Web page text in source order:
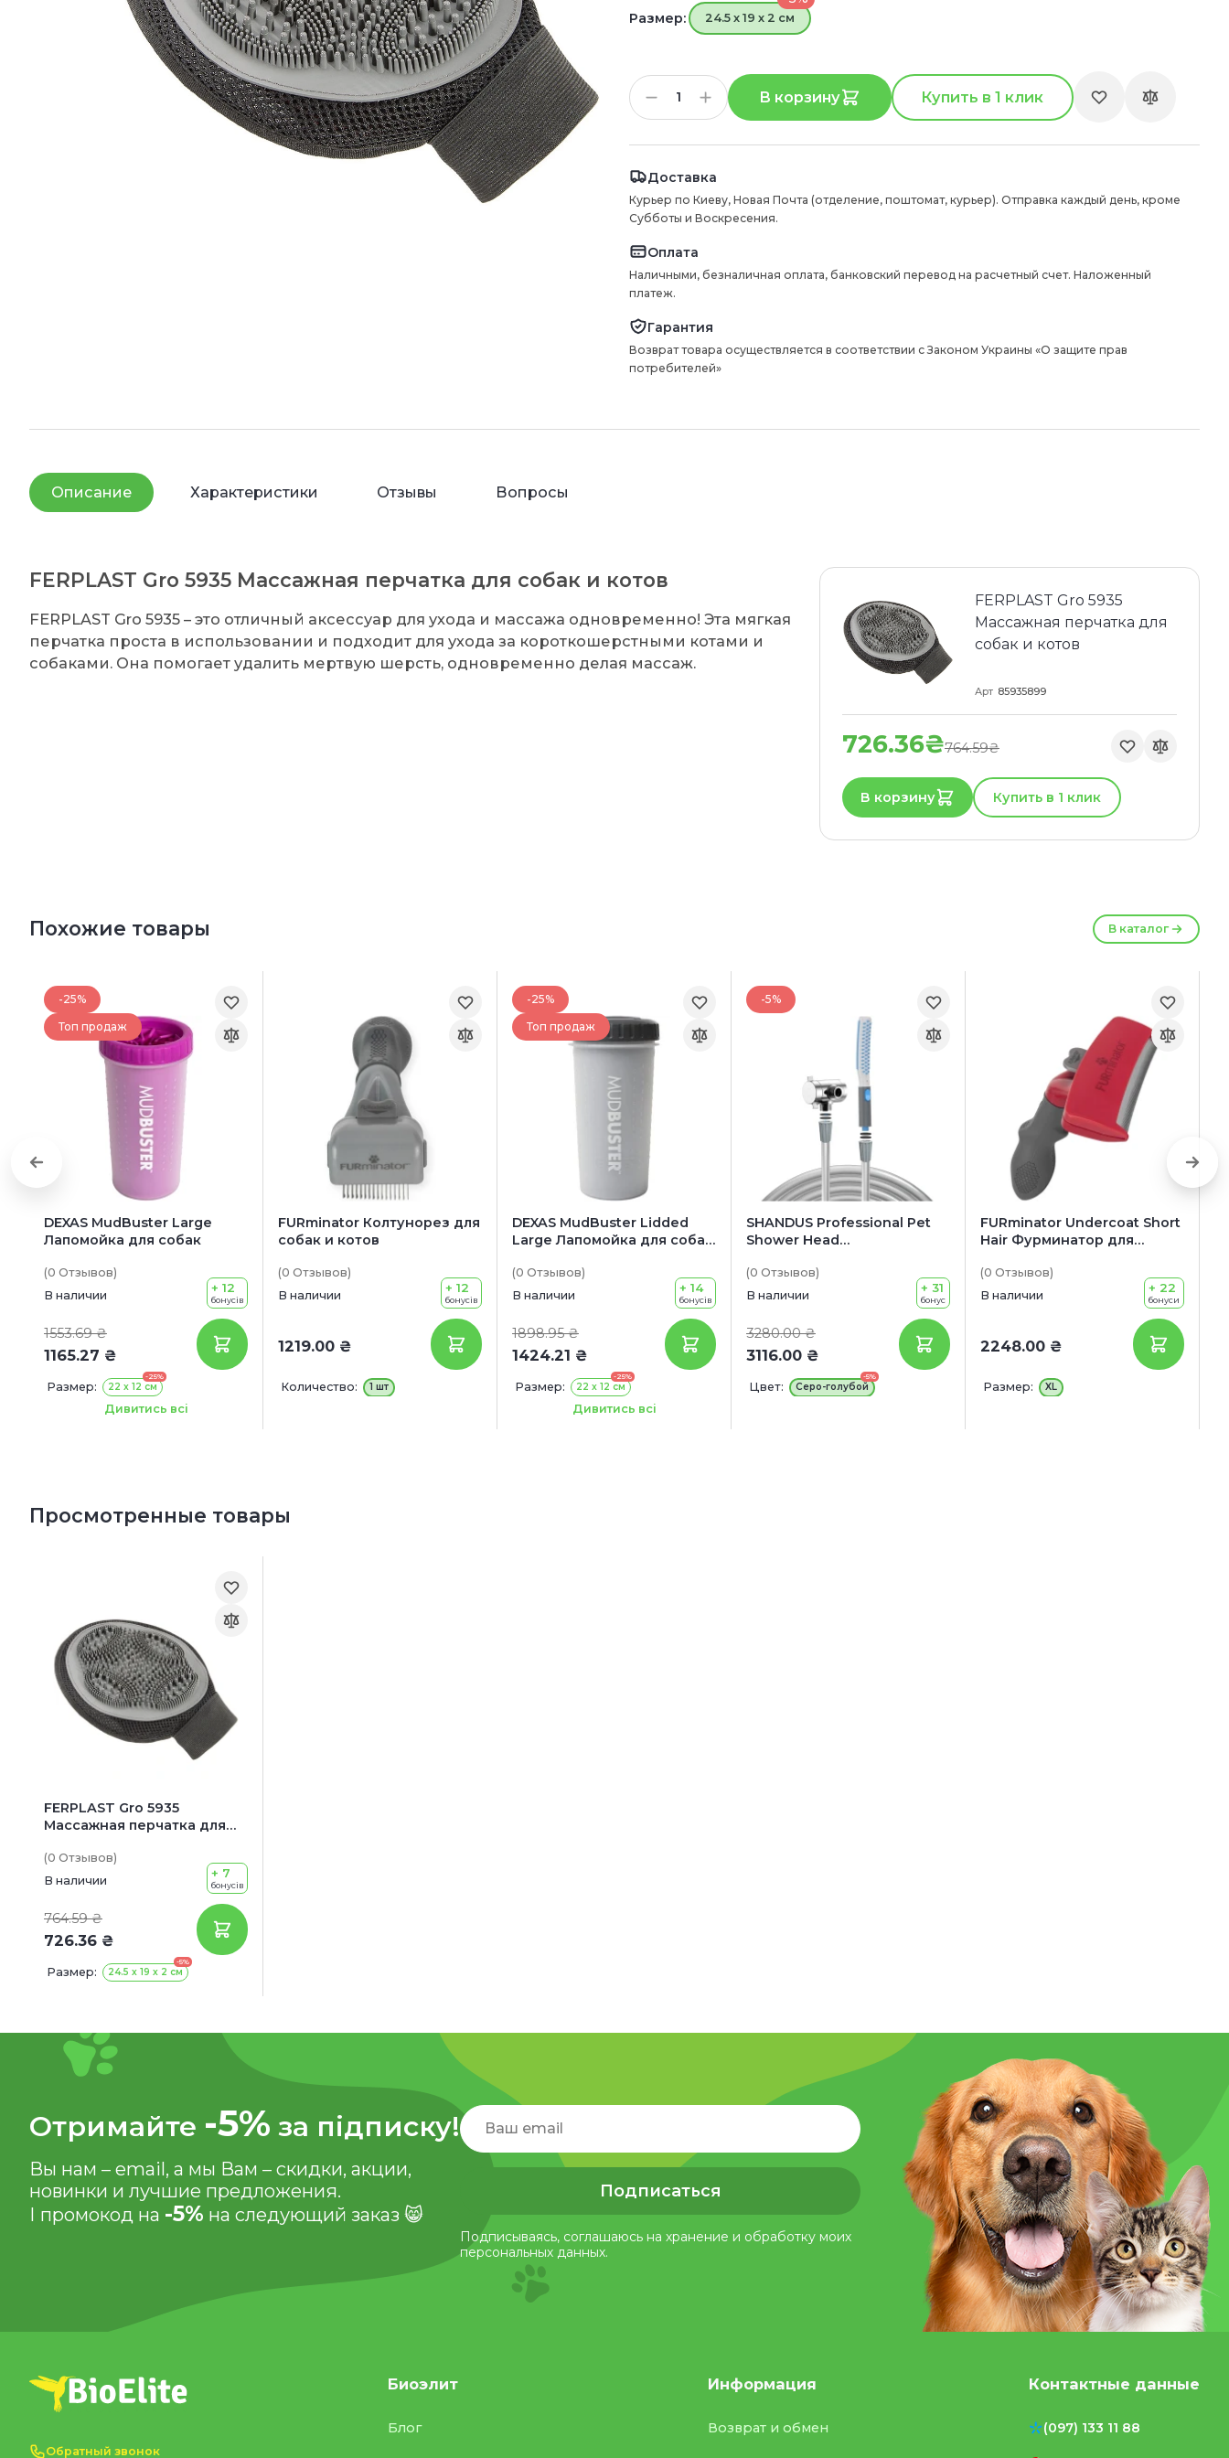
Размер: 24.5 х 19 х 2 см
В корзину Купить в 1 клик
Доставка
Курьер по Киеву, Новая Почта (отделение, поштомат, курьер). Отправка каждый день, кроме
Субботы и Воскресения.
Оплата
Наличными, безналичная оплата, банковский перевод на расчетный счет. Наложенный
платеж.
Гарантия
Возврат товара осуществляется в соответствии с Законом Украины «О защите прав
потребителей»
Описание Характеристики Отзывы Вопросы
FERPLAST Gro 5935 Массажная перчатка для собак и котов
FERPLAST Gro 5935 – это отличный аксессуар для ухода и массажа одновременно! Эта мягкая
перчатка проста в использовании и подходит для ухода за короткошерстными котами и
собаками. Она помогает удалить мертвую шерсть, одновременно делая массаж.
FERPLAST Gro 5935
Массажная перчатка для
собак и котов
Арт 85935899
726.36₴764.59₴
В корзину Купить в 1 клик
Похожие товары В каталог
-25%
Топ продаж
DEXAS MudBuster Large
Лапомойка для собак
(0 Отзывов)
В наличии
1553.69 ₴
1165.27 ₴
+ 12
бонусів
Размер:
-25%
22 x 12 см
Розовый Голубой
Дивитись всі
FURminator Колтунорез для
собак и котов
(0 Отзывов)
В наличии
1219.00 ₴
+ 12
бонусів
Количество: 1 шт
-25%
Топ продаж
DEXAS MudBuster Lidded
Large Лапомойка для собак
(0 Отзывов)
В наличии
1898.95 ₴
1424.21 ₴
+ 14
бонусів
Размер:
-25%
22 x 12 см
Светло-серый Голубой
Дивитись всі
-5%
SHANDUS Professional Pet
Shower Head
душевая насадка для
собак
(0 Отзывов)
В наличии
3280.00 ₴
3116.00 ₴
+ 31
бонус
Цвет:
-5%
Серо-голубой
FURminator Undercoat Short
Hair Фурминатор для
гигантских пород
(0 Отзывов)
В наличии
2248.00 ₴
+ 22
бонуси
Размер: XL
Просмотренные товары
FERPLAST Gro 5935
Массажная перчатка для
(0 Отзывов)
В наличии
764.59 ₴
726.36 ₴
+ 7
бонусів
Размер:
-5%
24.5 х 19 х 2 см
Отримайте -5% за підписку!
Вы нам – email, а мы Вам – скидки, акции,
новинки и лучшие предложения.
І промокод на -5% на следующий заказ 😸
Подписаться
Подписываясь, соглашаюсь на хранение и обработку моих
персональных данных.
Обратный звонок
Биоэлит
Блог
Информация
Возврат и обмен
Контактные данные
(097) 133 11 88